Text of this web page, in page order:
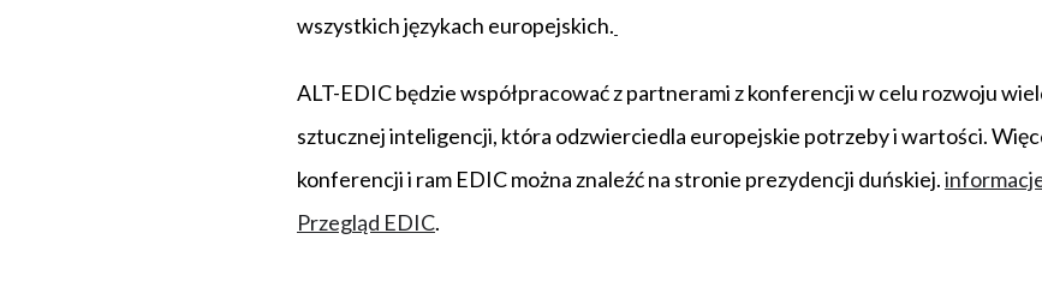
wszystkich językach europejskich.
ALT-EDIC będzie współpracować z partnerami z konferencji w celu rozwoju
sztucznej inteligencji, która odzwierciedla europejskie potrzeby i wartości.
konferencji i ram EDIC można znaleźć na stronie prezydencji duńskiej.
Przegląd EDIC.